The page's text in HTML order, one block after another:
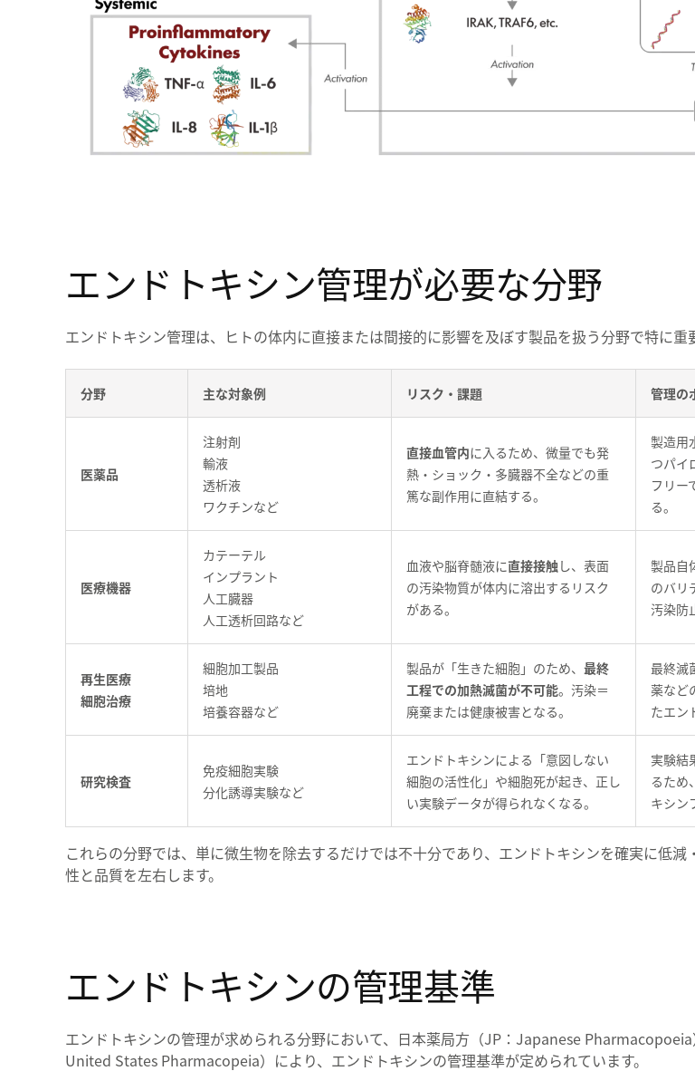
エンドトキシン管理が必要な分野
エンドトキシン管理は、ヒトの体内に直接または間接的に影響を及ぼす製品を扱う分野で特に重
分野 主な対象例 リスク・課題 管理の
医薬品
注射剤
輸液
透析液
ワクチンなど
直接血管内に入るため、微量でも発
熱・ショック・多臓器不全などの重
篤な副作用に直結する。
製造用
つパイ
フリー
る。
医療機器
カテーテル
インプラント
人工臓器
人工透析回路など
血液や脳脊髄液に直接接触し、表面
の汚染物質が体内に溶出するリスク
がある。
製品自
のバリ
汚染防
再生医療
細胞治療
細胞加工製品
培地
培養容器など
製品が「生きた細胞」のため、 最終
工程での加熱滅菌が不可能。汚染＝
廃棄または健康被害となる。
最終滅
薬など
たエン
研究検査
免疫細胞実験
分化誘導実験など
エンドトキシンによる「意図しない
細胞の活性化」や細胞死が起き、正し
い実験データが得られなくなる。
実験結
るため
キシン
これらの分野では、単に微生物を除去するだけでは不十分であり、エンドトキシンを確実に低減
性と品質を左右します。
エンドトキシンの管理基準
エンドトキシンの管理が求められる分野において、日本薬局方（JP：Japanese Pharmacopoeia
United States Pharmacopeia）により、エンドトキシンの管理基準が定められています。